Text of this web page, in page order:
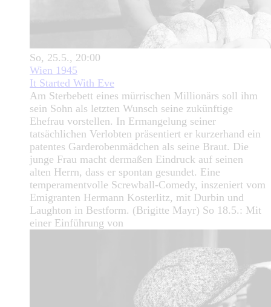
So, 25.5., 20:00
Wien 1945
It Started With Eve
Am Sterbebett eines mürrischen Millionärs soll ihm
sein Sohn als letzten Wunsch seine zukünftige
Ehefrau vorstellen. In Ermangelung seiner
tatsächlichen Verlobten präsentiert er kurzerhand ein
patentes Garderobenmädchen als seine Braut. Die
junge Frau macht dermaßen Eindruck auf seinen
alten Herrn, dass er spontan gesundet. Eine
temperamentvolle Screwball-Comedy, inszeniert vom
Emigranten Hermann Kosterlitz, mit Durbin und
Laughton in Bestform. (Brigitte Mayr) So 18.5.: Mit
einer Einführung von